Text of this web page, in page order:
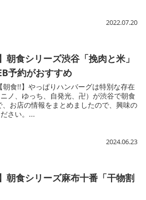
2022.07.20
朝食シリーズ渋谷「挽肉と米」
予約がおすすめ
食!!】やっぱりハンバーグは特別な存在
ノ、ゆっち、自発光、卍）が渋谷で朝食
お店の情報をまとめましたので、興味の
さい。...
2024.06.23
朝食シリーズ麻布十番「干物割